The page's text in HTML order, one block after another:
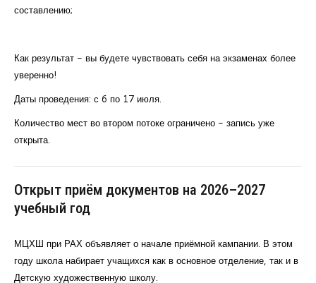
составлению;
Как результат - вы будете чувствовать себя на экзаменах более
уверенно!
Даты проведения: с 6 по 17 июля.
Количество мест во втором потоке ограничено - запись уже
открыта.
Открыт приём документов на 2026–2027
учебный год
МЦХШ при РАХ объявляет о начале приёмной кампании. В этом
году школа набирает учащихся как в основное отделение, так и в
Детскую художественную школу.